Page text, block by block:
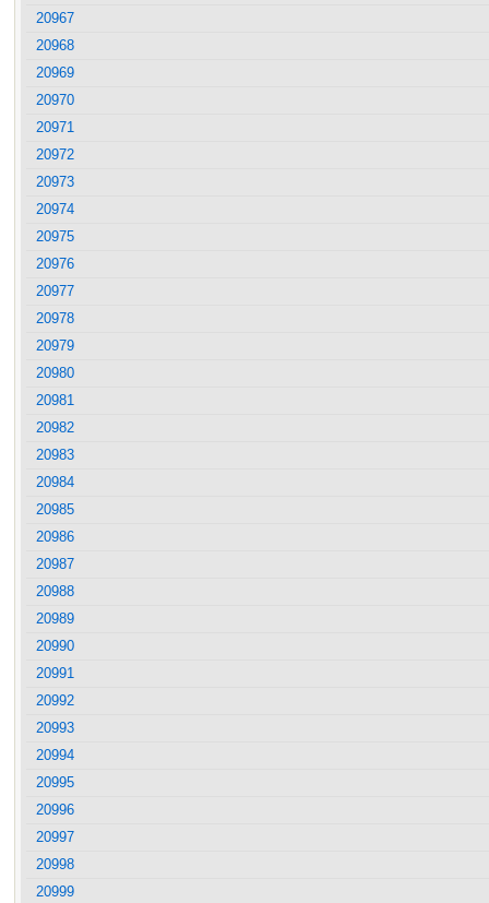
20967
20968
20969
20970
20971
20972
20973
20974
20975
20976
20977
20978
20979
20980
20981
20982
20983
20984
20985
20986
20987
20988
20989
20990
20991
20992
20993
20994
20995
20996
20997
20998
20999